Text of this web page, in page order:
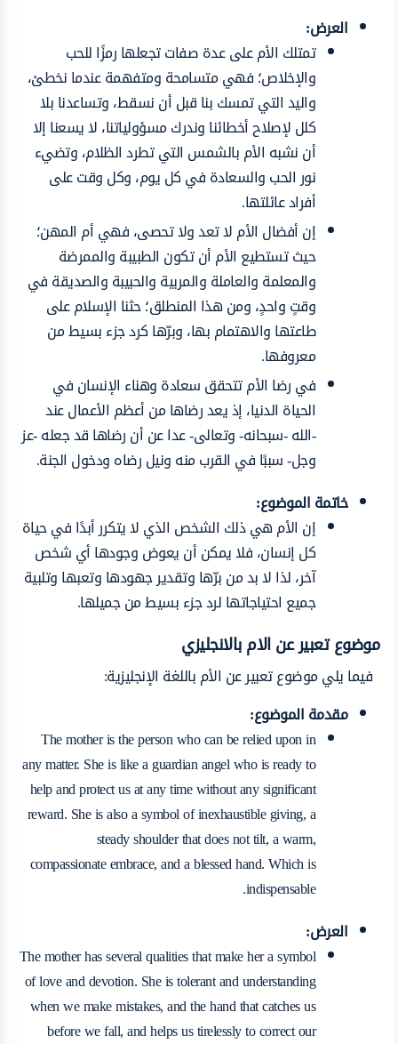
العرض:
تمتلك الأم على عدة صفات تجعلها رمزًا للحب
والإخلاص؛ فهي متسامحة ومتفهمة عندما نخطئ،
واليد التي تمسك بنا قبل أن نسقط، وتساعدنا بلا
كلل لإصلاح أخطائنا وندرك مسؤولياتنا، لا يسعنا إلا
أن نشبه الأم بالشمس التي تطرد الظلام، وتضيء
نور الحب والسعادة في كل يوم، وكل وقت على
أفراد عائلتها.
إن أفضال الأم لا تعد ولا تحصى، فهي أم المهن؛
حيث تستطيع الأم أن تكون الطبيبة والممرضة
والمعلمة والعاملة والمربية والحبيبة والصديقة في
وقتٍ واحدٍ، ومن هذا المنطلق؛ حثنا الإسلام على
طاعتها والاهتمام بها، وبرّها كرد جزء بسيط من
معروفها.
في رضا الأم تتحقق سعادة وهناء الإنسان في
الحياة الدنيا، إذ يعد رضاها من أعظم الأعمال عند
-الله -سبحانه- وتعالى- عدا عن أن رضاها قد جعله -عز
وجل- سببًا في القرب منه ونيل رضاه ودخول الجنة.
خاتمة الموضوع:
إن الأم هي ذلك الشخص الذي لا يتكرر أبدًا في حياة
كل إنسان، فلا يمكن أن يعوض وجودها أي شخص
آخر، لذا لا بد من برّها وتقدير جهودها وتعبها وتلبية
جميع احتياجاتها لرد جزء بسيط من جميلها.
موضوع تعبير عن الام بالانجليزي
فيما يليموضوع تعبير عن الأم باللغة الإنجليزية:
مقدمة الموضوع:
The mother is the person who can be relied upon in
any matter. She is like a guardian angel who is ready to
help and protect us at any time without any significant
reward. She is also a symbol of inexhaustible giving, a
steady shoulder that does not tilt, a warm,
compassionate embrace, and a blessed hand. Which is
indispensable.
العرض:
The mother has several qualities that make her a symbol
of love and devotion. She is tolerant and understanding
when we make mistakes, and the hand that catches us
before we fall, and helps us tirelessly to correct our